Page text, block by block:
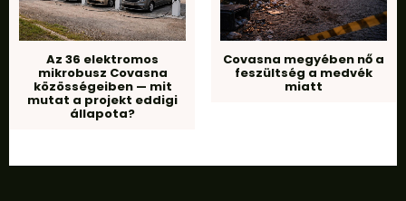
Az 36 elektromos
mikrobusz Covasna
közösségeiben — mit
mutat a projekt eddigi
állapota?
Covasna megyében nő a
feszültség a medvék
miatt